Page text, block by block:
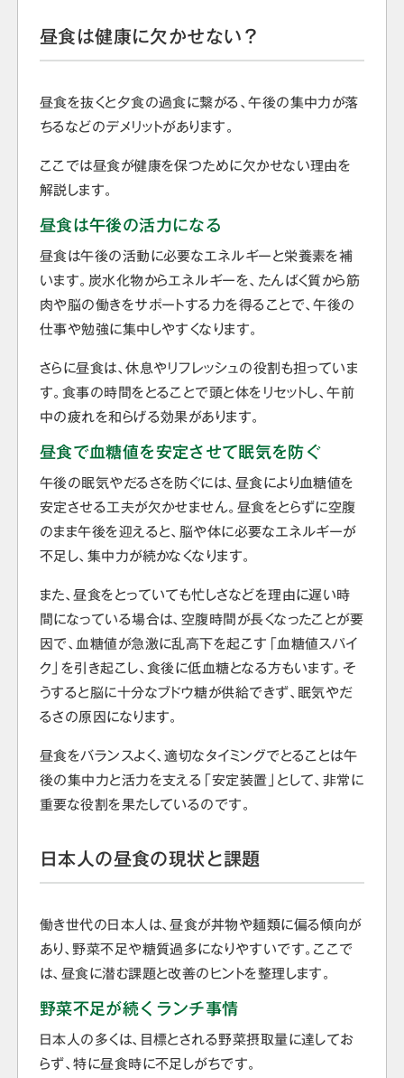
昼食は健康に欠かせない？
昼食を抜くと夕食の過食に繋がる、午後の集中力が落
ちるなどのデメリットがあります。
ここでは昼食が健康を保つために欠かせない理由を
解説します。
昼食は午後の活力になる
昼食は午後の活動に必要なエネルギーと栄養素を補
います。炭水化物からエネルギーを、たんぱく質から筋
肉や脳の働きをサポートする力を得ることで、午後の
仕事や勉強に集中しやすくなります。
さらに昼食は、休息やリフレッシュの役割も担っていま
す。食事の時間をとることで頭と体をリセットし、午前
中の疲れを和らげる効果があります。
昼食で血糖値を安定させて眠気を防ぐ
午後の眠気やだるさを防ぐには、昼食により血糖値を
安定させる工夫が欠かせません。昼食をとらずに空腹
のまま午後を迎えると、脳や体に必要なエネルギーが
不足し、集中力が続かなくなります。
また、昼食をとっていても忙しさなどを理由に遅い時
間になっている場合は、空腹時間が長くなったことが要
因で、血糖値が急激に乱高下を起こす「血糖値スパイ
ク」を引き起こし、食後に低血糖となる方もいます。そ
うすると脳に十分なブドウ糖が供給できず、眠気やだ
るさの原因になります。
昼食をバランスよく、適切なタイミングでとることは午
後の集中力と活力を支える「安定装置」として、非常に
重要な役割を果たしているのです。
日本人の昼食の現状と課題
働き世代の日本人は、昼食が丼物や麺類に偏る傾向が
あり、野菜不足や糖質過多になりやすいです。ここで
は、昼食に潜む課題と改善のヒントを整理します。
野菜不足が続くランチ事情
日本人の多くは、目標とされる野菜摂取量に達してお
らず、特に昼食時に不足しがちです。